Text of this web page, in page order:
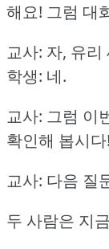
해요! 그럼 대
교사: 자, 유리
학생: 네.
교사: 그럼 이
확인해 봅시다!
교사: 다음 질
두 사람은 지